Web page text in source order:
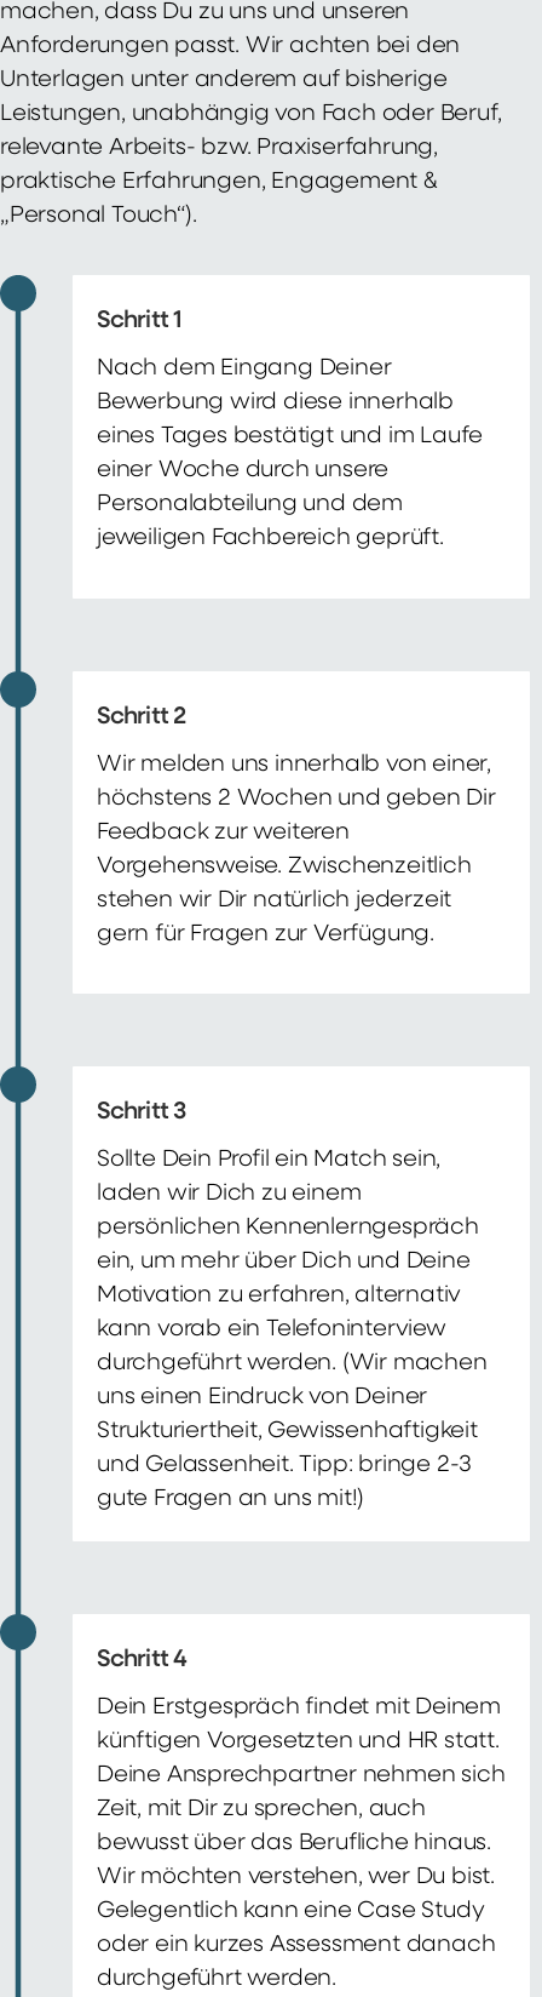
machen, dass Du zu uns und unseren
Anforderungen passt. Wir achten bei den
Unterlagen unter anderem auf bisherige
Leistungen, unabhängig von Fach oder Beruf,
relevante Arbeits- bzw. Praxiserfahrung,
praktische Erfahrungen, Engagement &
„Personal Touch“).
Schritt 1
Nach dem Eingang Deiner
Bewerbung wird diese innerhalb
eines Tages bestätigt und im Laufe
einer Woche durch unsere
Personalabteilung und dem
jeweiligen Fachbereich geprüft.
Schritt 2
Wir melden uns innerhalb von einer,
höchstens 2 Wochen und geben Dir
Feedback zur weiteren
Vorgehensweise. Zwischenzeitlich
stehen wir Dir natürlich jederzeit
gern für Fragen zur Verfügung.
Schritt 3
Sollte Dein Profil ein Match sein,
laden wir Dich zu einem
persönlichen Kennenlerngespräch
ein, um mehr über Dich und Deine
Motivation zu erfahren, alternativ
kann vorab ein Telefoninterview
durchgeführt werden. (Wir machen
uns einen Eindruck von Deiner
Strukturiertheit, Gewissenhaftigkeit
und Gelassenheit. Tipp: bringe 2-3
gute Fragen an uns mit!)
Schritt 4
Dein Erstgespräch findet mit Deinem
künftigen Vorgesetzten und HR statt.
Deine Ansprechpartner nehmen sich
Zeit, mit Dir zu sprechen, auch
bewusst über das Berufliche hinaus.
Wir möchten verstehen, wer Du bist.
Gelegentlich kann eine Case Study
oder ein kurzes Assessment danach
durchgeführt werden.